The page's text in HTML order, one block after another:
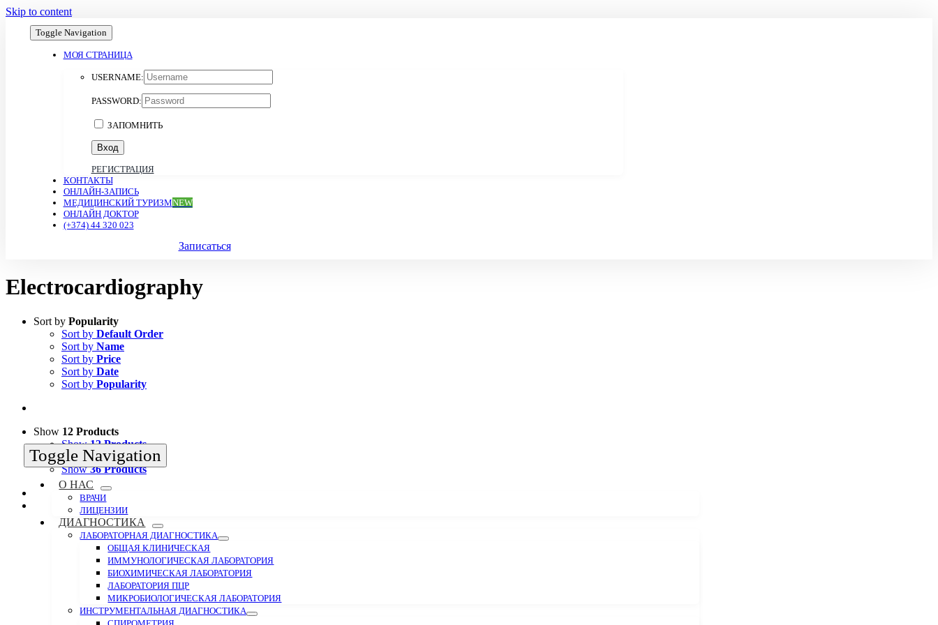
Skip to content
Toggle Navigation
МОЯ СТРАНИЦА
USERNAME:
PASSWORD:
ЗАПОМНИТЬ
РЕГИСТРАЦИЯ
КОНТАКТЫ
ОНЛАЙН-ЗАПИСЬ
МЕДИЦИНСКИЙ ТУРИЗМNEW
ОНЛАЙН ДОКТОР
(+374) 44 320 023
Записаться
Toggle Navigation
О НАС
ВРАЧИ
ЛИЦЕНЗИИ
ДИАГНОСТИКА
ЛАБОРАТОРНАЯ ДИАГНОСТИКА
ОБЩАЯ КЛИНИЧЕСКАЯ
ИММУНОЛОГИЧЕСКАЯ ЛАБОРАТОРИЯ
БИОХИМИЧЕСКАЯ ЛАБОРАТОРИЯ
ЛАБОРАТОРИЯ ПЦР
МИКРОБИОЛОГИЧЕСКАЯ ЛАБОРАТОРИЯ
ИНСТРУМЕНТАЛЬНАЯ ДИАГНОСТИКА
Electrocardiography
Sort by Popularity
Sort by Default Order
Sort by Name
Sort by Price
Sort by Date
Sort by Popularity
Show 12 Products
Show12 Products
Show24 Products
Show36 Products